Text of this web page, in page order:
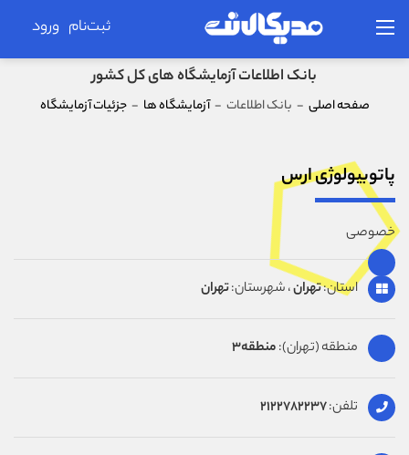
ثبت‌نام ورود
بانک اطلاعات آزمایشگاه های کل کشور
صفحه اصلی - بانک اطلاعات - آزمایشگاه ها - جزئیات آزمایشگاه
پاتوبیولوژی ارس
خصوصی
استان:تهران، شهرستان:تهران
منطقه (تهران):منطقه3
تلفن: